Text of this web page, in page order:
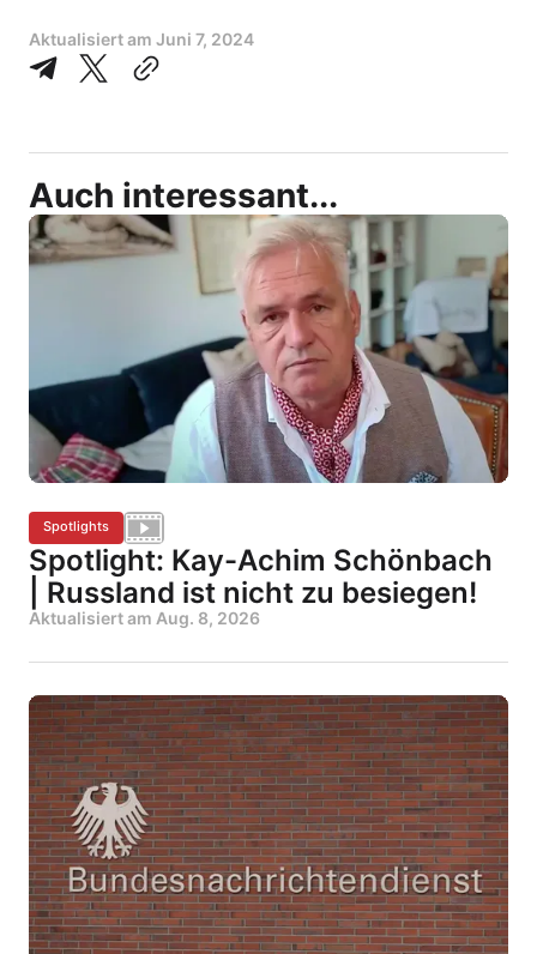
Aktualisiert am Juni 7, 2024
Auch interessant...
Spotlights
Spotlight: Kay-Achim Schönbach
| Russland ist nicht zu besiegen!
Aktualisiert am Aug. 8, 2026